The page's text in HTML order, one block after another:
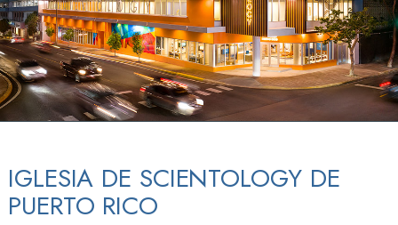
IGLESIA DE SCIENTOLOGY DE
PUERTO RICO